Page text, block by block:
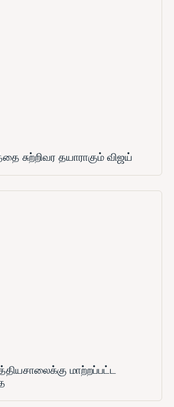
சுற்றிவர தயாராகும் விஜய்
மாற்றப்பட்ட